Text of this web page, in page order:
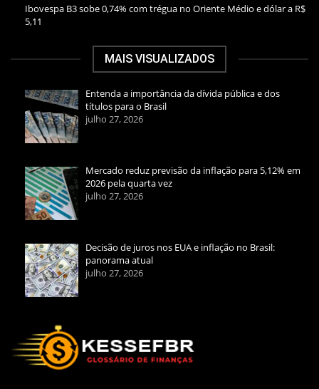
Ibovespa B3 sobe 0,74% com trégua no Oriente Médio e dólar a R$
5,11
MAIS VISUALIZADOS
Entenda a importância da dívida pública e dos
títulos para o Brasil
julho 27, 2026
Mercado reduz previsão da inflação para 5,12% em
2026 pela quarta vez
julho 27, 2026
Decisão de juros nos EUA e inflação no Brasil:
panorama atual
julho 27, 2026